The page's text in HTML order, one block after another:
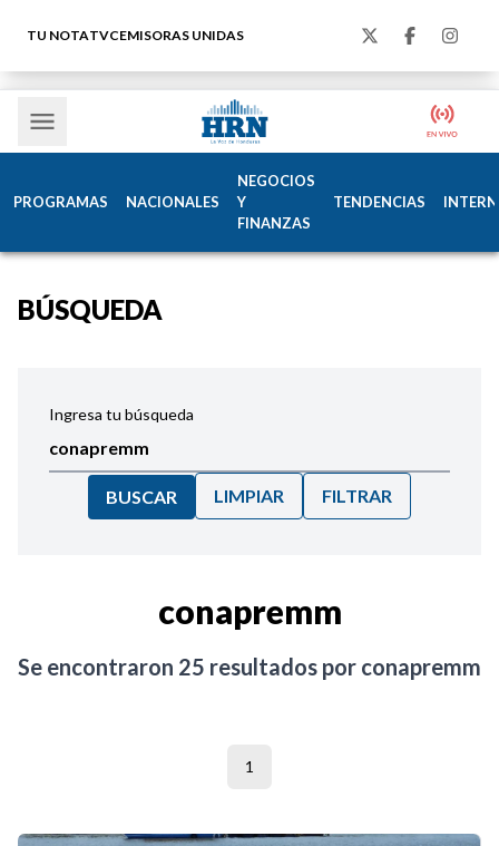
TU NOTATVCEMISORAS UNIDAS
PROGRAMAS NACIONALES
NEGOCIOS
Y
FINANZAS
TENDENCIAS
BÚSQUEDA
Ingresa tu búsqueda
BUSCAR LIMPIAR FILTRAR
conapremm
Se encontraron 25 resultados por conapremm
1